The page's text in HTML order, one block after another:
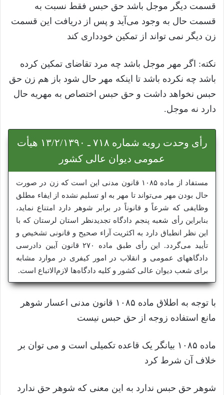
قسمت دیگر موجل باشد حق حبس فقط نسبت به
قسمت حال به وجود می‌آید و پس از دریافت این قسمت
زن دیگر نمی تواند از تمکین خودداری کند
نکته: اگر مهر موجل باشد چه مرد تقاضای تمکین کرده
باشد چه نکرده باشد تا اینکه مهر حال شود باز هم زن حق
حبس نخواهد داشت و حق حبس اختصاص به مهریه حال
دارد نه موجل.
رأی وحدت رویه شماره ۷۱۸ ـ ۱۳/۲/۱۳۹۰ هیأت
عمومی دیوان عالی کشور
مستفاد از ماده ۱۰۸۵ قانون مدنی این است که زن در صورت
حال بودن مهر می‌تواند تا مهر به او تسلیم نشده از ایفاء مطلق
وظایفی که شرعاً و قانوناً در برابر شوهر دارد امتناع نماید،
بنابراین رأی شعبه پنجم دادگاه تجدیدنظر استان لرستان که با
این نظر انطباق دارد به اکثریت آراء صحیح و قانونی تشخیص و
تأیید می‌گردد. این رأی طبق ماده ۲۷۰ قانون آیین دادرسی
دادگاههای عمومی و انقلاب در امور کیفری در موارد مشابه
برای شعب دیوان عالی کشور و کلیه دادگاه‌ها لازم‌الاتباع است.
با توجه به اطلاق ماده ۱۰۸۵ قانون مدنی اعسار شوهر
مانع استفاده زوجه از حق حبس نیست
ماده ۱۰۸۵ بیانگر یک قاعده تکمیلی است و می توان بر
خلاف آن شرط کرد
شوهر حق حبس ندارد به این معنی که شوهر حق ندارد